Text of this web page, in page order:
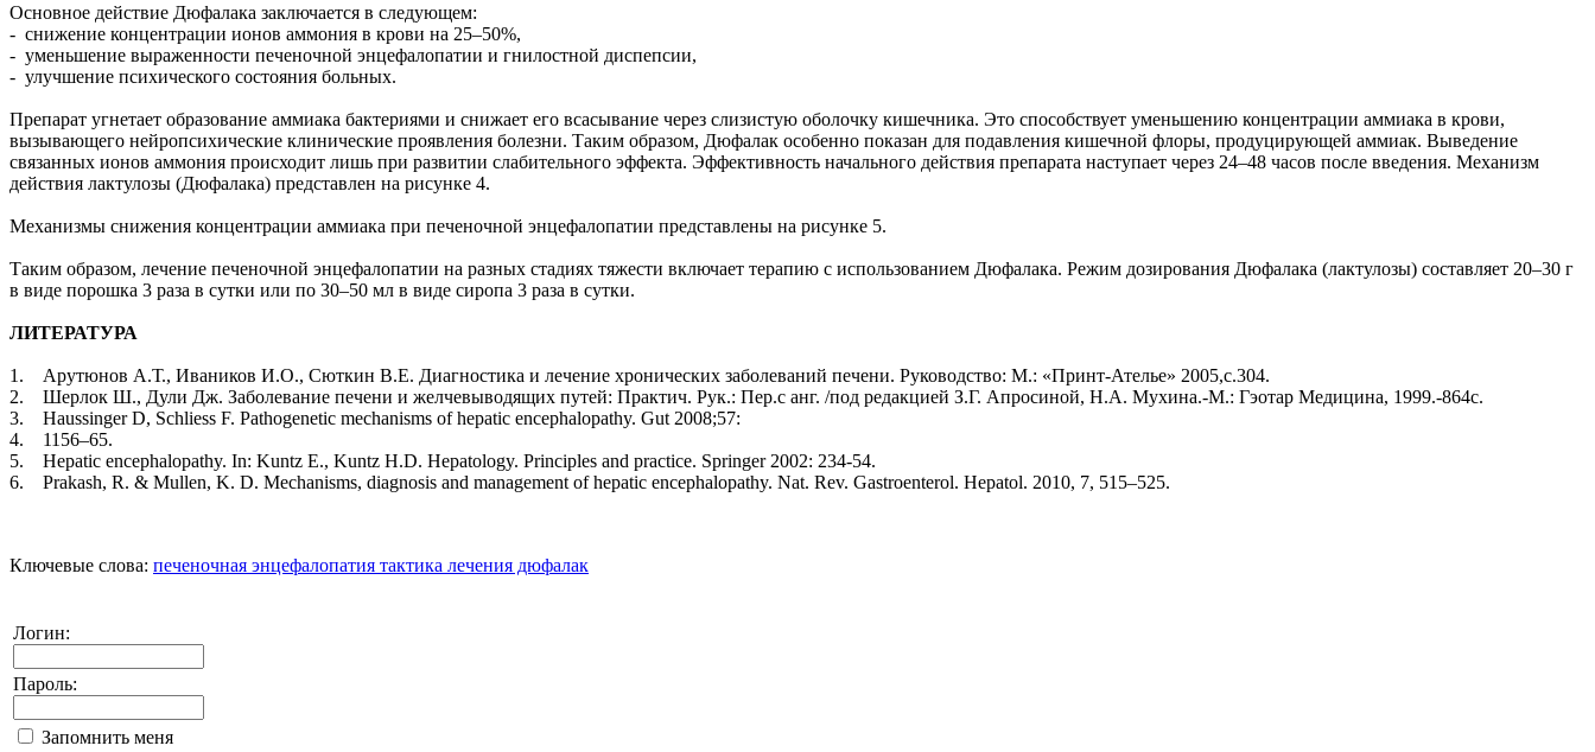
Основное действие Дюфалака заключается в следующем:
- снижение концентрации ионов аммония в крови на 25–50%,
- уменьшение выраженности печеночной энцефалопатии и гнилостной диспепсии,
- улучшение психического состояния больных.
Препарат угнетает образование аммиака бактериями и снижает его всасывание через слизистую оболочку кишечника. Это способствует уменьшению концентрации аммиака в крови,
вызывающего нейропсихические клинические проявления болезни. Таким образом, Дюфалак особенно показан для подавления кишечной флоры, продуцирующей аммиак. Выведение
связанных ионов аммония происходит лишь при развитии слабительного эффекта. Эффективность начального действия препарата наступает через 24–48 часов после введения. Механизм
действия лактулозы (Дюфалака) представлен на рисунке 4.
Механизмы снижения концентрации аммиака при печеночной энцефалопатии представлены на рисунке 5.
Таким образом, лечение печеночной энцефалопатии на разных стадиях тяжести включает терапию с использованием Дюфалака. Режим дозирования Дюфалака (лактулозы) составляет 20–30 г
в виде порошка 3 раза в сутки или по 30–50 мл в виде сиропа 3 раза в сутки.
ЛИТЕРАТУРА
1. Арутюнов А.Т., Иваников И.О., Сюткин В.Е. Диагностика и лечение хронических заболеваний печени. Руководство: М.: «Принт-Ателье» 2005,с.304.
2. Шерлок Ш., Дули Дж. Заболевание печени и желчевыводящих путей: Практич. Рук.: Пер.с анг. /под редакцией З.Г. Апросиной, Н.А. Мухина.-М.: Гэотар Медицина, 1999.-864с.
3. Haussinger D, Schliess F. Pathogenetic mechanisms of hepatic encephalopathy. Gut 2008;57:
4. 1156–65.
5. Hepatic encephalopathy. In: Kuntz E., Kuntz H.D. Hepatology. Principles and practice. Springer 2002: 234-54.
6. Prakash, R. & Mullen, K. D. Mechanisms, diagnosis and management of hepatic encephalopathy. Nat. Rev. Gastroenterol. Hepatol. 2010, 7, 515–525.
Ключевые слова: печеночная энцефалопатия тактика лечения дюфалак
Логин:
Пароль:
Запомнить меня